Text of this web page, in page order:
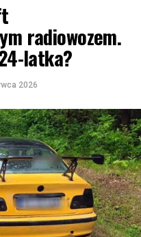
radiowozem.
latka?
2026